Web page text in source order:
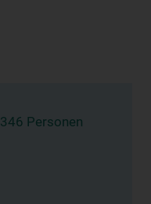
346 Personen